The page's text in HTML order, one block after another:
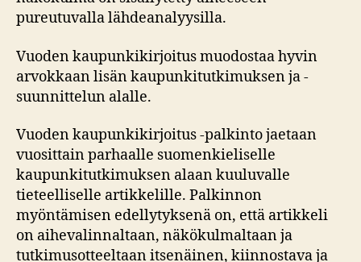
pureutuvalla lähdeanalyysilla.
Vuoden kaupunkikirjoitus muodostaa hyvin
arvokkaan lisän kaupunkitutkimuksen ja -
suunnittelun alalle.
Vuoden kaupunkikirjoitus -palkinto jaetaan
vuosittain parhaalle suomenkieliselle
kaupunkitutkimuksen alaan kuuluvalle
tieteelliselle artikkelille. Palkinnon
myöntämisen edellytyksenä on, että artikkeli
on aihevalinnaltaan, näkökulmaltaan ja
tutkimusotteeltaan itsenäinen, kiinnostava ja